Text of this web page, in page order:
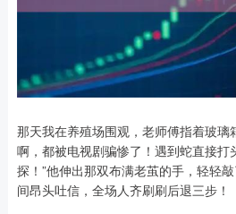
那天我在养殖场围观，老师傅指着玻璃
啊，都被电视剧骗惨了！遇到蛇直接
探！”他伸出那双布满老茧的手，轻轻
间昂头吐信，全场人齐刷刷后退三步！